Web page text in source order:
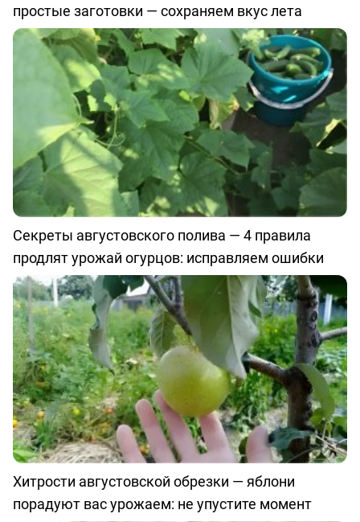
простые заготовки — сохраняем вкус лета
Секреты августовского полива — 4 правила
продлят урожай огурцов: исправляем ошибки
Хитрости августовской обрезки — яблони
порадуют вас урожаем: не упустите момент